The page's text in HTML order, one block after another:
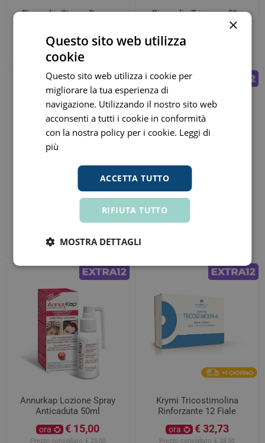
Bioscalin Stress Donna
monodose 15 giorni di
trattamento
ora € 29,93
Prezzo consigliato:
Bioscalin Tricoage 50+
Donna 10 Fiale Anticaduta
ora
Phyto Phytocyane Fiale
Uomo Caduta Severa
ora
Prezzo consigliato: € 58,00
Phyto Phytocyane Fiale
Donna Cadura Temporanea
Annurkap Lozione Spray
Anticaduta 50ml
ora € 15,00
Prezzo consigliato: € 25,00
Krymi Tricostimolina
Rinforzante 12 Fiale
ora € 32,73
Prezzo consigliato: € 38,50
×
Questo sito web utilizza
cookie
Questo sito web utilizza i cookie per
migliorare la tua esperienza di
navigazione. Utilizzando il nostro sito web
acconsenti a tutti i cookie in conformità
con la nostra policy per i cookie. Leggi di
più
ACCETTA TUTTO
RIFIUTA TUTTO
MOSTRA DETTAGLI